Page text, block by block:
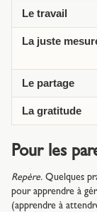
Le travail
La juste
Le partage
La gratitude
Pour les
Repère. Quelques
pour apprendre à
(apprendre à